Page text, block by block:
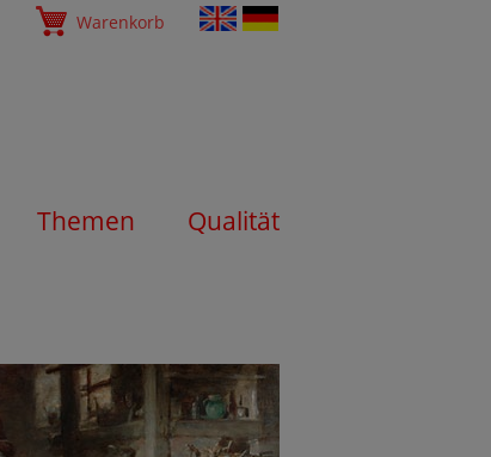
Warenkorb
Themen Qualität